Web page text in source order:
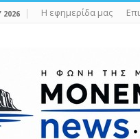
Η εφημερίδα μας